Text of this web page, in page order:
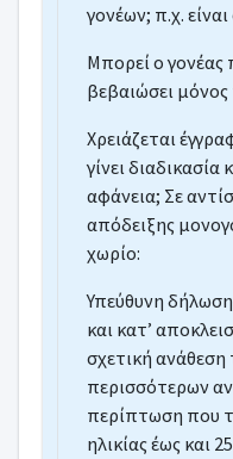
γονέων; π.χ.
Μπορεί ο γονέας
βεβαιώσει
Χρειάζεται
γίνει
αφάνεια; Σε
απόδειξης
χωρίο:
Υπεύθυνη δήλωση
και κατ’
σχετική ανάθεση
περισσότερων
περίπτωση που
ηλικίας έως και